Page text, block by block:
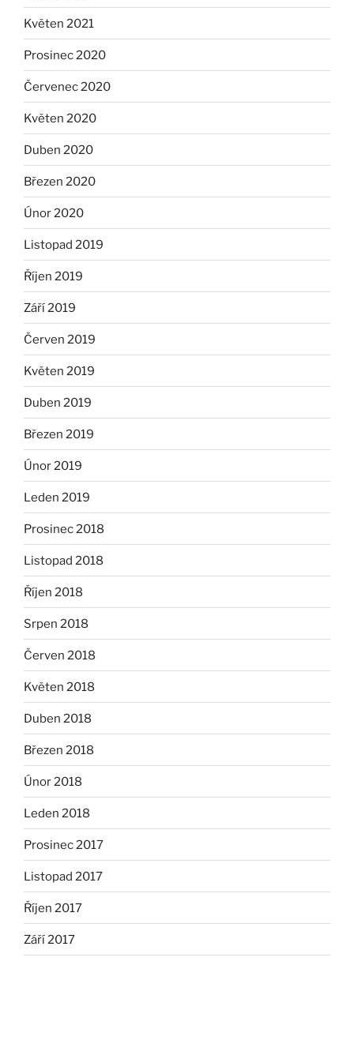
Květen 2021
Prosinec 2020
Červenec 2020
Květen 2020
Duben 2020
Březen 2020
Únor 2020
Listopad 2019
Říjen 2019
Září 2019
Červen 2019
Květen 2019
Duben 2019
Březen 2019
Únor 2019
Leden 2019
Prosinec 2018
Listopad 2018
Říjen 2018
Srpen 2018
Červen 2018
Květen 2018
Duben 2018
Březen 2018
Únor 2018
Leden 2018
Prosinec 2017
Listopad 2017
Říjen 2017
Září 2017